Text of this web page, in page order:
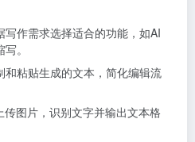
写作需求选择适合的功能，如AI
。
和粘贴生成的文本，简化编辑流
图片，识别文字并输出文本格